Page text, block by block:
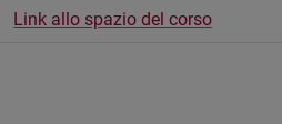
Link allo spazio del corso